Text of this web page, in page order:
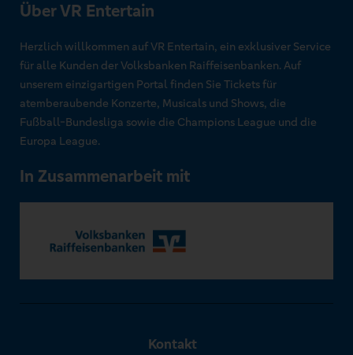
Über VR Entertain
Herzlich willkommen auf VR Entertain, ein exklusiver Service
für alle Kunden der Volksbanken Raiffeisenbanken. Auf
unserem einzigartigen Portal finden Sie Tickets für
atemberaubende Konzerte, Musicals und Shows, die
Fußball-Bundesliga sowie die Champions League und die
Europa League.
In Zusammenarbeit mit
Kontakt